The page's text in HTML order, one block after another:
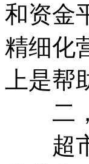
和资金
精细化
上是
二，
超市